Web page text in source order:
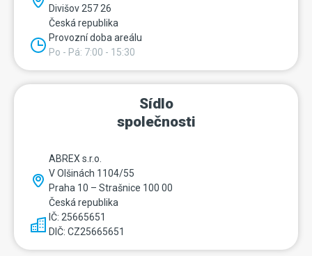
Divišov 257 26
Česká republika
Provozní doba areálu
Po - Pá: 7:00 - 15:30
Sídlo
společnosti
ABREX s.r.o.
V Olšinách 1104/55
Praha 10 – Strašnice 100 00
Česká republika
IČ: 25665651
DIČ: CZ25665651